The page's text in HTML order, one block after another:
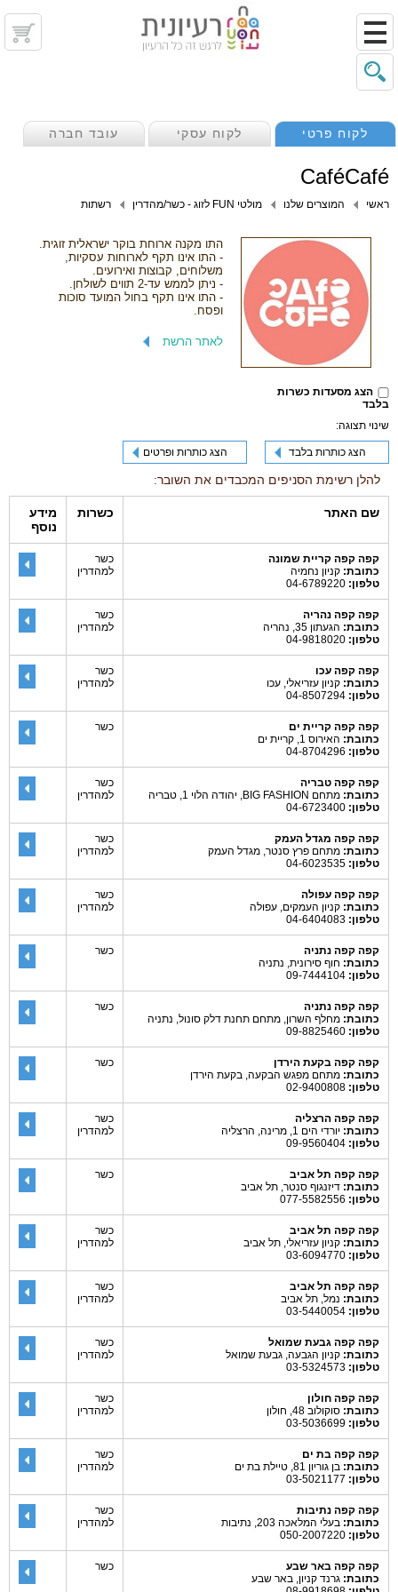
לקוח פרטי לקוח עסקי עובד חברה
CaféCafé
ראשי המוצרים שלנו מולטי FUN לזוג - כשר/מהדרין רשתות
התו מקנה ארוחת בוקר ישראלית זוגית.
- התו אינו תקף לארוחות עסקיות,
משלוחים, קבוצות ואירועים.
- ניתן לממש עד-2 תווים לשולחן.
- התו אינו תקף בחול המועד סוכות
ופסח.
לאתר הרשת
הצג מסעדות כשרות
בלבד
שינוי תצוגה:
הצג כותרות בלבד הצג כותרות ופרטים
להלן רשימת הסניפים המכבדים את השובר:
שם האתר כשרות
מידע
נוסף
קפה קפה קריית שמונה
כתובת: קניון נחמיה
טלפון:
כשר
למהדרין
קפה קפה נהריה
כתובת: הגעתון 35, נהריה
טלפון:
כשר
למהדרין
קפה קפה עכו
כתובת: קניון עזריאלי, עכו
טלפון:
כשר
למהדרין
קפה קפה קריית ים
כתובת: האירוס 1, קריית ים
טלפון:
כשר
קפה קפה טבריה
כתובת: מתחם BIG FASHION, יהודה הלוי 1, טבריה
טלפון:
כשר
למהדרין
קפה קפה מגדל העמק
כתובת: מתחם פרץ סנטר, מגדל העמק
טלפון:
כשר
למהדרין
קפה קפה עפולה
כתובת: קניון העמקים, עפולה
טלפון:
כשר
למהדרין
קפה קפה נתניה
כתובת: חוף סירונית, נתניה
טלפון:
כשר
קפה קפה נתניה
כתובת: מחלף השרון, מתחם תחנת דלק סונול, נתניה
טלפון:
כשר
קפה קפה בקעת הירדן
כתובת: מתחם מפגש הבקעה, בקעת הירדן
טלפון:
כשר
קפה קפה הרצליה
כתובת: יורדי הים 1, מרינה, הרצליה
טלפון:
כשר
למהדרין
קפה קפה תל אביב
כתובת: דיזנגוף סנטר, תל אביב
טלפון:
כשר
קפה קפה תל אביב
כתובת: קניון עזריאלי, תל אביב
טלפון:
כשר
למהדרין
קפה קפה תל אביב
כתובת: נמל, תל אביב
טלפון:
כשר
למהדרין
קפה קפה גבעת שמואל
כתובת: קניון הגבעה, גבעת שמואל
טלפון:
כשר
למהדרין
קפה קפה חולון
כתובת: סוקולוב 48, חולון
טלפון:
כשר
למהדרין
קפה קפה בת ים
כתובת: בן גוריון 81, טיילת בת ים
טלפון:
כשר
למהדרין
קפה קפה נתיבות
כתובת: בעלי המלאכה 203, נתיבות
טלפון:
כשר
למהדרין
קפה קפה באר שבע
כתובת: גרנד קניון, באר שבע
כשר